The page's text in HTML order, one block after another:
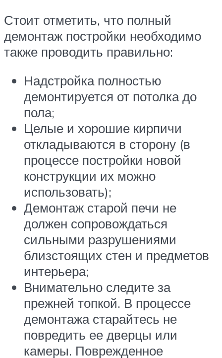
Стоит отметить, что полный
демонтаж постройки необходимо
также проводить правильно:
Надстройка полностью
демонтируется от потолка до
пола;
Целые и хорошие кирпичи
откладываются в сторону (в
процессе постройки новой
конструкции их можно
использовать);
Демонтаж старой печи не
должен сопровождаться
сильными разрушениями
близстоящих стен и предметов
интерьера;
Внимательно следите за
прежней топкой. В процессе
демонтажа старайтесь не
повредить ее дверцы или
камеры. Поврежденное